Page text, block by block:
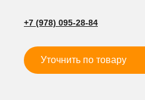
+7 (978) 095-28-84
Уточнить по товару